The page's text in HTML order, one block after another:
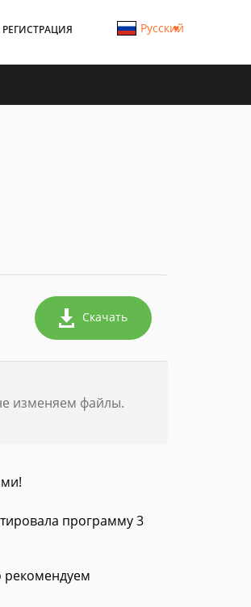
РЕГИСТРАЦИЯ Русский
Скачать
изменяем файлы.
программу 3
рекомендуем